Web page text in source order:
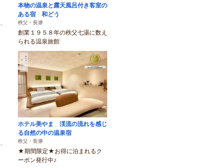
本物の温泉と露天風呂付き客室の
ある宿 和どう
秩父・長瀞
創業１９５８年の秩父七湯に数え
られる温泉旅館
ホテル美やま 渓流の流れを感じ
る自然の中の温泉宿
秩父・長瀞
★期間限定★お得に泊まれるク
ーポン発行中♪